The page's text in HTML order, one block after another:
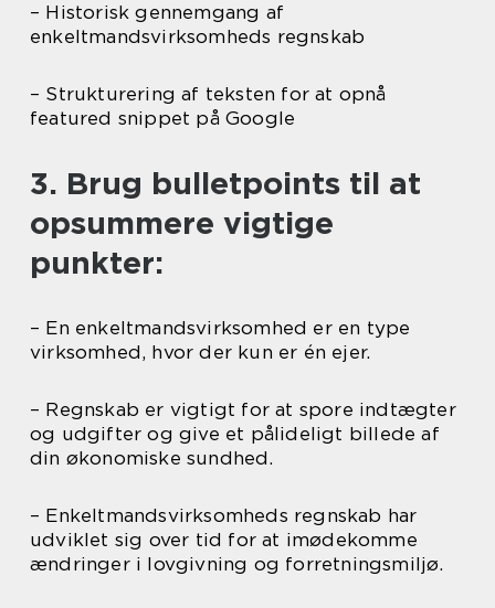
– Historisk gennemgang af
enkeltmandsvirksomheds regnskab
– Strukturering af teksten for at opnå
featured snippet på Google
3. Brug bulletpoints til at
opsummere vigtige
punkter:
– En enkeltmandsvirksomhed er en type
virksomhed, hvor der kun er én ejer.
– Regnskab er vigtigt for at spore indtægter
og udgifter og give et pålideligt billede af
din økonomiske sundhed.
– Enkeltmandsvirksomheds regnskab har
udviklet sig over tid for at imødekomme
ændringer i lovgivning og forretningsmiljø.